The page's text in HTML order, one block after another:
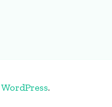
WordPress.